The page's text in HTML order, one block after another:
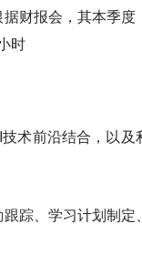
财报会，其本季度
时
术前沿结合，以及
踪、学习计划制定